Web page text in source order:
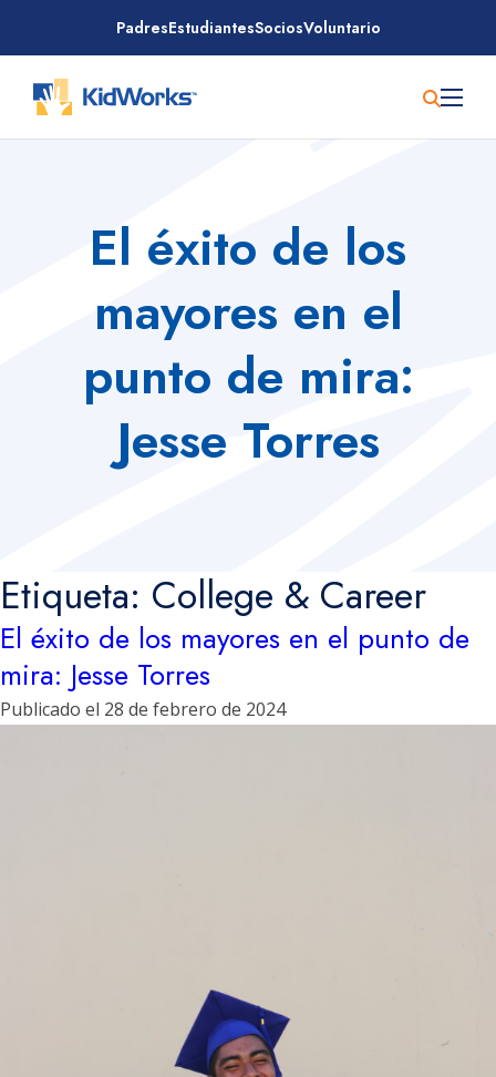
contenido
PadresEstudiantesSociosVoluntario
El éxito de los
mayores en el
punto de mira:
Jesse Torres
Etiqueta: College & Career
El éxito de los mayores en el punto de
mira: Jesse Torres
Publicado el 28 de febrero de 2024